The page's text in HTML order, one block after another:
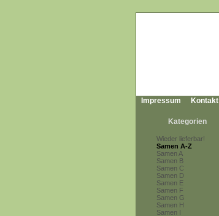
Impressum Kontakt
Kategorien
Wieder lieferbar!
Samen A-Z
Samen A
Samen B
Samen C
Samen D
Samen E
Samen F
Samen G
Samen H
Samen I